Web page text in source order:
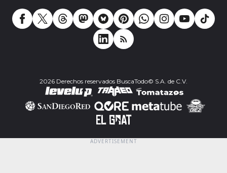
2026 Derechos reservados BuscaTodo© S.A. de C.V.